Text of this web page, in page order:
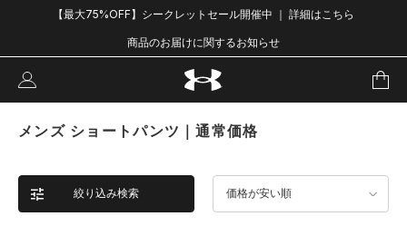
【最大75%OFF】シークレットセール開催中 ｜ 詳細はこちら
商品のお届けに関するお知らせ
メンズ ショートパンツ｜通常価格
絞り込み検索 価格が安い順